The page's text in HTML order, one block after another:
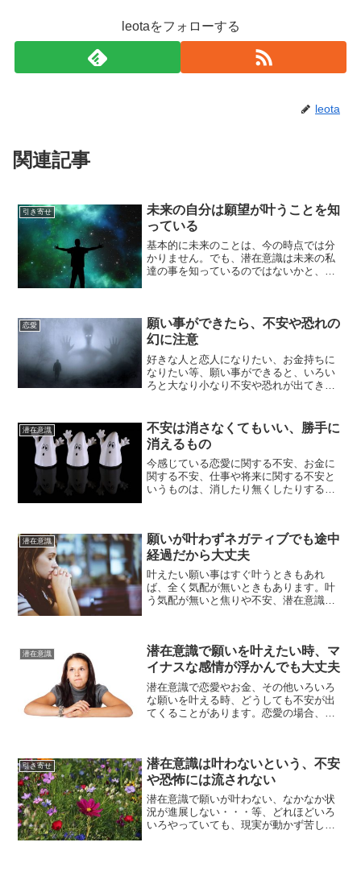
leotaをフォローする
leota
関連記事
引き寄せ
未来の自分は願望が叶うことを知
っている
基本的に未来のことは、今の時点では分
かりません。でも、潜在意識は未来の私
達の事を知っているのではないかと、ふ
引き寄せの実験で、決まっ...
恋愛
願い事ができたら、不安や恐れの
幻に注意
好きな人と恋人になりたい、お金持ちに
なりたい等、願い事ができると、いろい
ろと大なり小なり不安や恐れが出てきま
れません。しかし、その不安や恐れに気
持ちを左右されてしまって...
潜在意識
不安は消さなくてもいい、勝手に
消えるもの
今感じている恋愛に関する不安、お金に
関する不安、仕事や将来に関する不安と
いうものは、消したり無くしたりする必
る」とは限りませんし、心配...
潜在意識
願いが叶わずネガティブでも途中
経過だから大丈夫
叶えたい願い事はすぐ叶うときもあれ
ば、全く気配が無いときもあります。叶
う気配が無いと焦りや不安、潜在意識へ
を敵視、悪だと決め付けず、...
潜在意識
潜在意識で願いを叶えたい時、マ
イナスな感情が浮かんでも大丈夫
潜在意識で恋愛やお金、その他いろいろ
な願いを叶える時、どうしても不安が出
てくることがあります。恋愛の場合、他
することもあると思います...
引き寄せ
潜在意識は叶わないという、不安
や恐怖には流されない
潜在意識で願いが叶わない、なかなか状
況が進展しない・・・等、どれほどいろ
いろやっていても、現実が動かず苦しい